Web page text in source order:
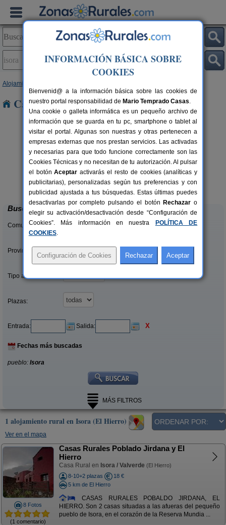
Alojamientos
Casas Rurales en Isora
2-4 pers.
desde18 €
Casa Rural Los Arcos
El Mocanal (El Hierro)
Buscar
Comunidades:
Provincias/Islas:
Tipo alquiler:
Plazas:
Entrada: Salida: X
Fechas más buscadas
pueblo: Isora
MÁS FILTROS
1 alojamiento rural en Isora (El Hierro)
Ver en el mapa
8 Fotos
(1 comentario)
Casas Rurales Poblado Jirdana y El
Hierro
Casa Rural en Isora / Valverde (El Hierro)
8-10+2 plazas
18 €
5 km de El Hierro
CASAS RURALES POBALDO JIRDANA, EL
HIERRO. Son 2 casas situadas a las afueras del pequeño
pueblo de Isora, en el corazón de la Reserva Mundia ...
INFORMACIÓN BÁSICA SOBRE
COOKIES
Bienvenid@ a la información básica sobre las cookies de
nuestro portal responsabilidad de Mario Temprado Casas.
Una cookie o galleta informática es un pequeño archivo de
información que se guarda en tu pc, smartphone o tablet al
visitar el portal. Algunas son nuestras y otras pertenecen a
empresas externas que nos prestan servicios. Las activadas
y necesarias para que todo funcione correctamente son las
Cookies Técnicas y no necesitan de tu autorización. Al pulsar
el botónAceptar activarás el resto de cookies (analíticas y
publicitarias), personalizadas según tus preferencias y con
publicidad ajustada a tus búsquedas. Estas últimas puedes
desactivarlas por completo pulsando el botón Rechazar o
elegir su activación/desactivación desde “Configuración de
Cookies”. Más información en nuestra
POLÍTICA DE
COOKIES.